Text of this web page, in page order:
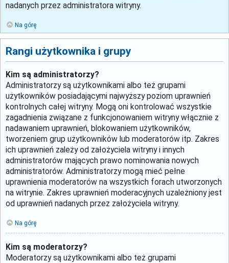
nadanych przez administratora witryny.
Na górę
Rangi użytkownika i grupy
Kim są administratorzy?
Administratorzy są użytkownikami albo też grupami
użytkowników posiadającymi najwyższy poziom uprawnień
kontrolnych całej witryny. Mogą oni kontrolować wszystkie
zagadnienia związane z funkcjonowaniem witryny włącznie z
nadawaniem uprawnień, blokowaniem użytkowników,
tworzeniem grup użytkowników lub moderatorów itp. Zakres
ich uprawnień zależy od założyciela witryny i innych
administratorów mających prawo nominowania nowych
administratorów. Administratorzy mogą mieć pełne
uprawnienia moderatorów na wszystkich forach utworzonych
na witrynie. Zakres uprawnień moderacyjnych uzależniony jest
od uprawnień nadanych przez założyciela witryny.
Na górę
Kim są moderatorzy?
Moderatorzy są użytkownikami albo też grupami